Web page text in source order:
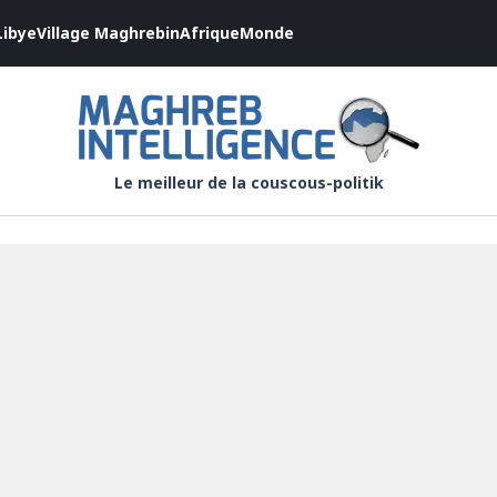
Village MaghrebinAfriqueMonde
Le meilleur de la couscous-politik